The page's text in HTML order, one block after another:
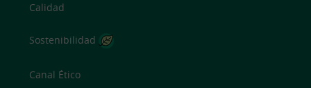
Calidad
Sostenibilidad
Canal Ético